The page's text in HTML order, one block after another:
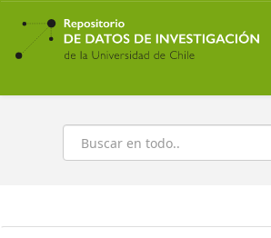
Ir
contenido
principal
Buscar